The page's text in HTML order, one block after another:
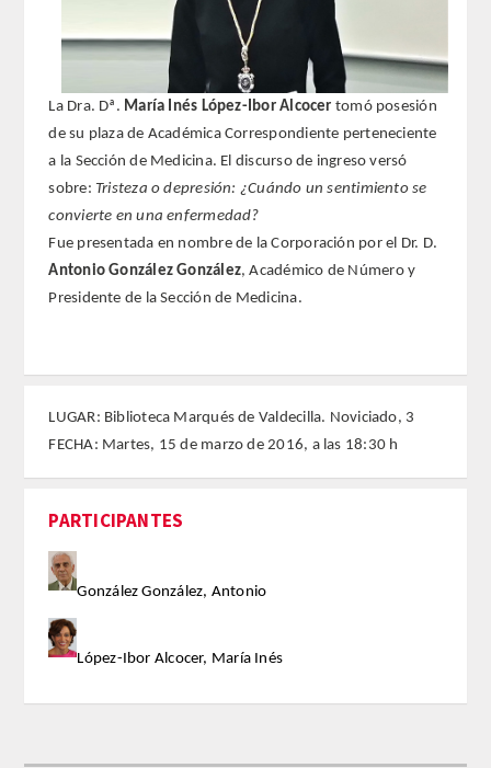
TEOLOGÍA
HUMANIDADES
DERECHO
MEDICINA
CIENCIAS EXPERIMENTALES
INGENIERíA
NUMERO
SUPERNUMERARIOS
La Dra. Dª. María Inés López-Ibor Alcocer tomó posesión
de su plaza de Académica Correspondiente perteneciente
a la Sección de Medicina. El discurso de ingreso versó
sobre: Tristeza o depresión: ¿Cuándo un sentimiento se
convierte en una enfermedad?
Fue presentada en nombre de la Corporación por el Dr. D.
Antonio González González, Académico de Número y
Presidente de la Sección de Medicina.
LUGAR: Biblioteca Marqués de Valdecilla. Noviciado, 3
FECHA: Martes, 15 de marzo de 2016, a las 18:30 h
PARTICIPANTES
González González, Antonio
López-Ibor Alcocer, María Inés